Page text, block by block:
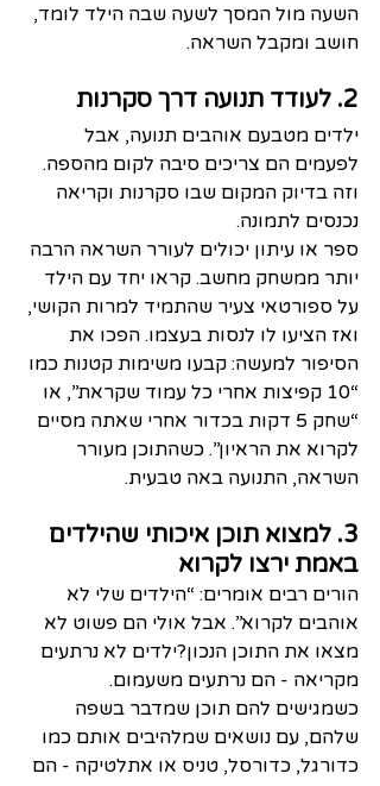
השעה מול המסך לשעה שבה הילד לומד,
חושב ומקבל השראה.
2. לעודד תנועה דרך סקרנות
ילדים מטבעם אוהבים תנועה, אבל
לפעמים הם צריכים סיבה לקום מהספה.
וזה בדיוק המקום שבו סקרנות וקריאה
נכנסים לתמונה.
ספר או עיתון יכולים לעורר השראה הרבה
יותר ממשחק מחשב. קראו יחד עם הילד
על ספורטאי צעיר שהתמיד למרות הקושי,
ואז הציעו לו לנסות בעצמו. הפכו את
הסיפור למעשה: קבעו משימות קטנות כמו
“10 קפיצות אחרי כל עמוד שקראת”, או
“שחק 5 דקות בכדור אחרי שאתה מסיים
לקרוא את הראיון”. כשהתוכן מעורר
השראה, התנועה באה טבעית.
3. למצוא תוכן איכותי שהילדים
באמת ירצו לקרוא
הורים רבים אומרים: “הילדים שלי לא
אוהבים לקרוא”. אבל אולי הם פשוט לא
מצאו את התוכן הנכון?ילדים לא נרתעים
מקריאה - הם נרתעים משעמום.
כשמגישים להם תוכן שמדבר בשפה
שלהם, עם נושאים שמלהיבים אותם כמו
כדורגל, כדורסל, טניס או אתלטיקה - הם